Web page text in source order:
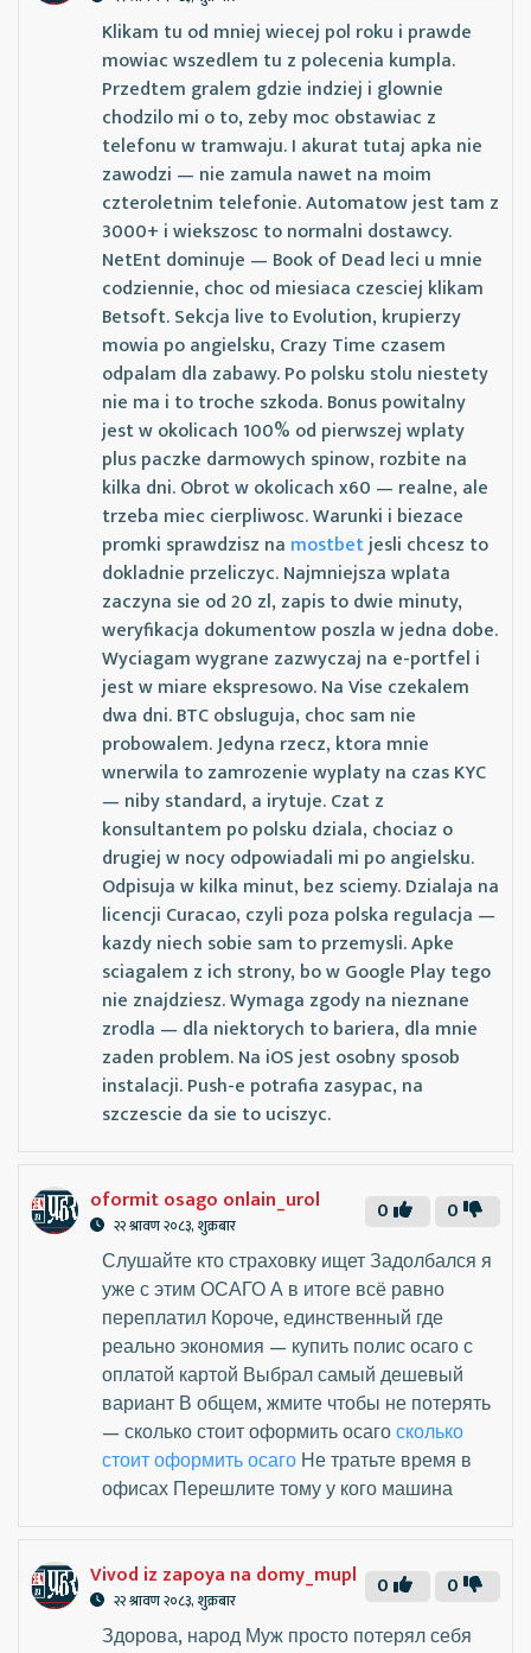
Klikam tu od mniej wiecej pol roku i prawde
mowiac wszedlem tu z polecenia kumpla.
Przedtem gralem gdzie indziej i glownie
chodzilo mi o to, zeby moc obstawiac z
telefonu w tramwaju. I akurat tutaj apka nie
zawodzi — nie zamula nawet na moim
czteroletnim telefonie. Automatow jest tam z
3000+ i wiekszosc to normalni dostawcy.
NetEnt dominuje — Book of Dead leci u mnie
codziennie, choc od miesiaca czesciej klikam
Betsoft. Sekcja live to Evolution, krupierzy
mowia po angielsku, Crazy Time czasem
odpalam dla zabawy. Po polsku stolu niestety
nie ma i to troche szkoda. Bonus powitalny
jest w okolicach 100% od pierwszej wplaty
plus paczke darmowych spinow, rozbite na
kilka dni. Obrot w okolicach x60 — realne, ale
trzeba miec cierpliwosc. Warunki i biezace
promki sprawdzisz na mostbetjesli chcesz to
dokladnie przeliczyc. Najmniejsza wplata
zaczyna sie od 20 zl, zapis to dwie minuty,
weryfikacja dokumentow poszla w jedna dobe.
Wyciagam wygrane zazwyczaj na e-portfel i
jest w miare ekspresowo. Na Vise czekalem
dwa dni. BTC obsluguja, choc sam nie
probowalem. Jedyna rzecz, ktora mnie
wnerwila to zamrozenie wyplaty na czas KYC
— niby standard, a irytuje. Czat z
konsultantem po polsku dziala, chociaz o
drugiej w nocy odpowiadali mi po angielsku.
Odpisuja w kilka minut, bez sciemy. Dzialaja na
licencji Curacao, czyli poza polska regulacja —
kazdy niech sobie sam to przemysli. Apke
sciagalem z ich strony, bo w Google Play tego
nie znajdziesz. Wymaga zgody na nieznane
zrodla — dla niektorych to bariera, dla mnie
zaden problem. Na iOS jest osobny sposob
instalacji. Push-e potrafia zasypac, na
szczescie da sie to uciszyc.
oformit osago onlain_urol
२२ श्रावण २०८३, शुक्रबार 0
0
Слушайте кто страховку ищет Задолбался я
уже с этим ОСАГО А в итоге всё равно
переплатил Короче, единственный где
реально экономия — купить полис осаго с
оплатой картой Выбрал самый дешевый
вариант В общем, жмите чтобы не потерять
— сколько стоит оформить осагосколько
стоит оформить осагоНе тратьте время в
офисах Перешлите тому у кого машина
Vivod iz zapoya na domy_mupl
२२ श्रावण २०८३, शुक्रबार 0
0
Здорова, народ Муж просто потерял себя